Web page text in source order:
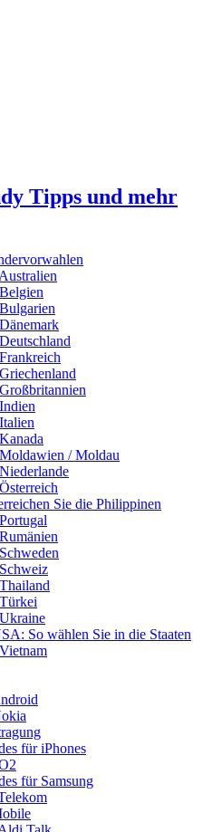
Tipps und mehr
/ Moldau
Sie die Philippinen
So wählen Sie in die Staaten
für iPhones
für Samsung